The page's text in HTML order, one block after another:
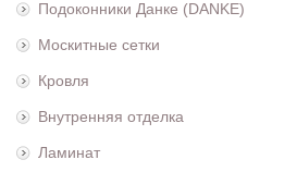
Подоконники Данке (DANKE)
Москитные сетки
Кровля
Внутренняя отделка
Ламинат